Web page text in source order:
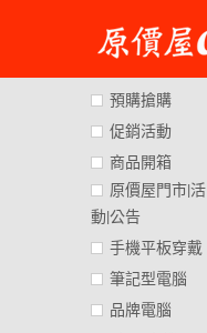
content
預購搶購
促銷活動
商品開箱
原價屋門市|活
動|公告
手機平板穿戴
筆記型電腦
品牌電腦